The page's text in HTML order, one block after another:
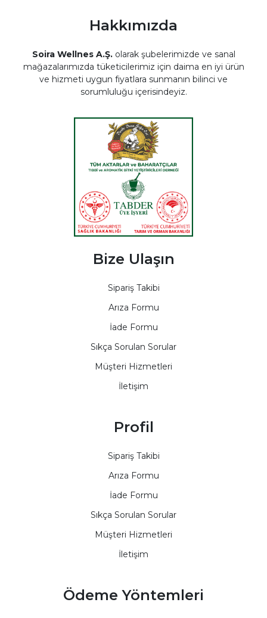
Hakkımızda
Soira Wellnes A.Ş.olarak şubelerimizde ve sanal
mağazalarımızda tüketicilerimiz için daima en iyi ürün
ve hizmeti uygun fiyatlara sunmanın bilinci ve
sorumluluğu içerisindeyiz.
Bize Ulaşın
Sipariş Takibi
Arıza Formu
İade Formu
Sıkça Sorulan Sorular
Müşteri Hizmetleri
İletişim
Profil
Sipariş Takibi
Arıza Formu
İade Formu
Sıkça Sorulan Sorular
Müşteri Hizmetleri
İletişim
Ödeme Yöntemleri